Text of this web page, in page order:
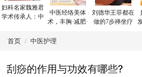
妇科名家魏雅君
学术传承人：中
脏腑，让你绽放
中医经络美体
术，丰胸·减肥·
从头到脚美个
刘德华王菲都在
做的7步禅坐疗
首页 / 中医护理
刮痧的作用与功效有哪些?